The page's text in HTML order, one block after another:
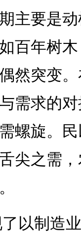
主要是
百年树
然突变
需求的
螺旋。
尖之需
以制造